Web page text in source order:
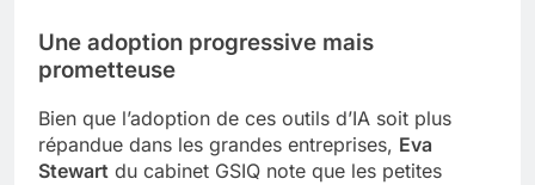
Une adoption progressive mais
prometteuse
Bien que l’adoption de ces outils d’IA soit plus
répandue dans les grandes entreprises, Eva
Stewart du cabinet GSIQ note que les petites